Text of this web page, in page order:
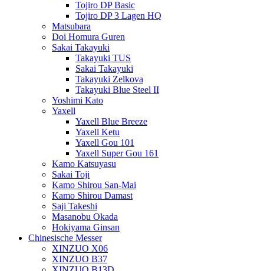
Tojiro DP Basic
Tojiro DP 3 Lagen HQ
Matsubara
Doi Homura Guren
Sakai Takayuki
Takayuki TUS
Sakai Takayuki
Takayuki Zelkova
Takayuki Blue Steel II
Yoshimi Kato
Yaxell
Yaxell Blue Breeze
Yaxell Ketu
Yaxell Gou 101
Yaxell Super Gou 161
Kamo Katsuyasu
Sakai Toji
Kamo Shirou San-Mai
Kamo Shirou Damast
Saji Takeshi
Masanobu Okada
Hokiyama Ginsan
Chinesische Messer
XINZUO X06
XINZUO B37